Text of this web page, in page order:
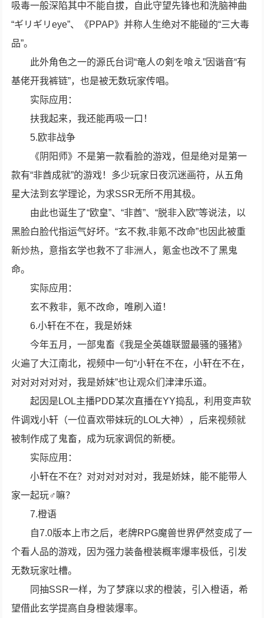
吸毒一般深陷其中不能自拔，自此守望先锋也和洗脑神曲
“ギリギリeye”、《PPAP》并称人生绝对不能碰的“三大毒
品”。
此外角色之一的源氏台词“竜人の剣を喰え”因谐音“有
基佬开我裤链”，也是被无数玩家传唱。
实际应用：
扶我起来，我还能再吸一口！
5.欧非战争
《阴阳师》不是第一款看脸的游戏，但是绝对是第一
款有“非酋成就”的游戏！多少玩家日夜沉迷画符，从五角
星大法到玄学理论，为求SSR无所不用其极。
由此也诞生了“欧皇”、“非酋”、“脱非入欧”等说法，以
黑脸白脸代指运气好坏。“玄不救,非氪不改命”也因此被重
新炒热，意指玄学也救不了非洲人，氪金也改不了黑鬼
命。
实际应用：
玄不救非，氪不改命，唯刷入道！
6.小轩在不在，我是娇妹
今年五月，一部鬼畜《我是全英雄联盟最骚的骚猪》
火遍了大江南北，视频中一句“小轩在不在，小轩在不在，
对对对对对对，我是娇妹”也让观众们津津乐道。
起因是LOL主播PDD某次直播在YY捣乱，利用变声软
件调戏小轩（一位喜欢带妹玩的LOL大神），后来视频就
被制作成了鬼畜，成为玩家调侃的新梗。
实际应用：
小轩在不在？对对对对对对，我是娇妹，能不能带人
家一起玩♂嘛？
7.橙语
自7.0版本上市之后，老牌RPG魔兽世界俨然变成了一
个看人品的游戏，因为强力装备橙装概率爆率极低，引发
无数玩家吐槽。
同抽SSR一样，为了梦寐以求的橙装，引入橙语，希
望借此玄学提高自身橙装爆率。